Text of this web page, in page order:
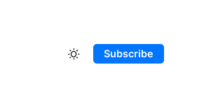
Subscribe